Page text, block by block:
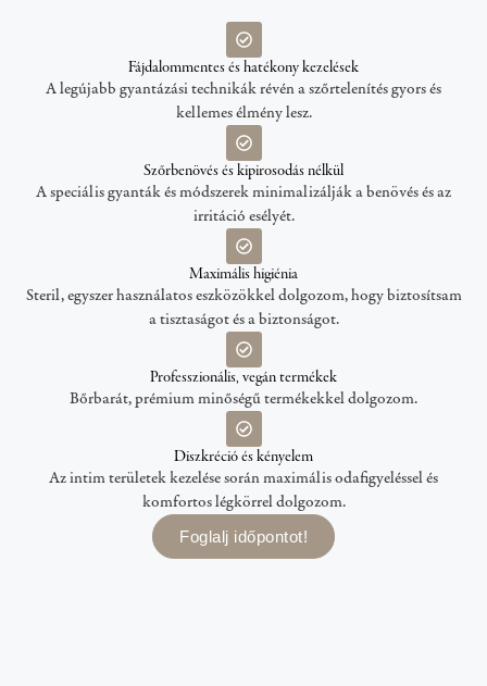
Fájdalommentes és hatékony kezelések
A legújabb gyantázási technikák révén a szőrtelenítés gyors és
kellemes élmény lesz.
Szőrbenövés és kipirosodás nélkül
A speciális gyanták és módszerek minimalizálják a benövés és az
irritáció esélyét.
Maximális higiénia
Steril, egyszer használatos eszközökkel dolgozom, hogy biztosítsam
a tisztaságot és a biztonságot.
Professzionális, vegán termékek
Bőrbarát, prémium minőségű termékekkel dolgozom.
Diszkréció és kényelem
Az intim területek kezelése során maximális odafigyeléssel és
komfortos légkörrel dolgozom.
Foglalj időpontot!